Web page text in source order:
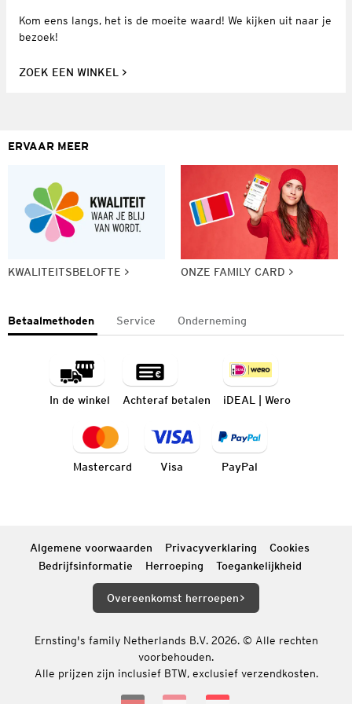
Kom eens langs, het is de moeite waard! We kijken uit naar je
bezoek!
ZOEK EEN WINKEL
ERVAAR MEER
KWALITEITSBELOFTE ONZE FAMILY CARD
Betaalmethoden Service Onderneming
In de winkel Achteraf betalen iDEAL | Wero
Mastercard Visa PayPal
Algemene voorwaarden Privacyverklaring
Cookies
Bedrijfsinformatie
Herroeping Toegankelijkheid
Overeenkomst herroepen
Ernsting's family Netherlands B.V. 2026. © Alle rechten
voorbehouden.
Alle prijzen zijn inclusief BTW, exclusief verzendkosten.